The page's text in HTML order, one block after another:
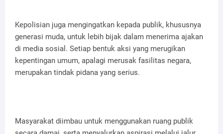
Kepolisian juga mengingatkan kepada publik, khususnya
generasi muda, untuk lebih bijak dalam menerima ajakan
di media sosial. Setiap bentuk aksi yang merugikan
kepentingan umum, apalagi merusak fasilitas negara,
merupakan tindak pidana yang serius.
Masyarakat diimbau untuk menggunakan ruang publik